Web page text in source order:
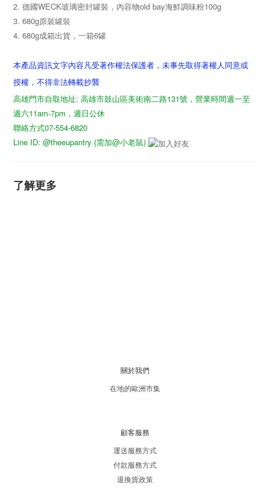
2. 德國WECK玻璃密封罐裝，內容物old bay海鮮調味粉100g
3. 680g原裝罐裝
4. 680g成箱出貨，一箱6罐
本產品資訊文字內容凡受著作權法保護者，未事先取得著權人同意或
授權，不得非法轉載抄襲
高雄門市自取地址: 高雄市鼓山區美術南二路131號，營業時間週一至
週六11am-7pm，週日公休
聯絡方式07-554-6820
Line ID: @theeupantry (需加@小老鼠)
了解更多
關於我們
在地的歐洲市集
顧客服務
運送服務方式
付款服務方式
退換貨政策